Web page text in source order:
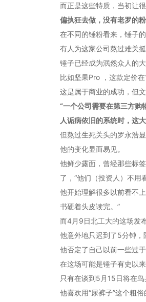
而正是这些特质，当初让很
偏执狂去做，没有老罗的
在不同的锤粉看来，锤子
有人为这家公司熬过难关
锤子已经成为泯然众人的大
比如坚果Pro ，这款定价
这是属于商业的成功，但
“一个公司需要在第三方购
人诟病依旧的系统时，这
但熬过生死关头的罗永浩
他的变化显而易见。
他鲜少露面，曾经那些标
了，“他们（投资人）不用
他开始理解很多以前看不
书硬着头皮读完。”
而4月9日北工大的这场发
他意外地只迟到了5分钟，
他否定了自己以前一些过
在这场可能是锤子有史以
只有在谈到5月15日将在
他喜欢用“尿裤子”这个粗